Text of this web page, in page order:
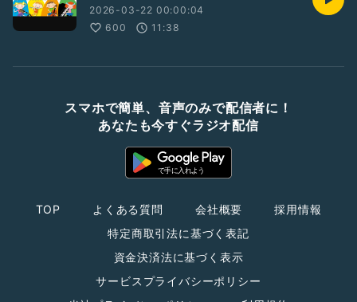
2026-03-22 00:00:04
600
11:38
スマホで簡単、音声のみで配信者に！
あなたも今すぐラジオ配信
TOP よくある質問 会社概要
採用情報
特定商取引法に基づく表記
資金決済法に基づく表示
サービスプライバシーポリシー